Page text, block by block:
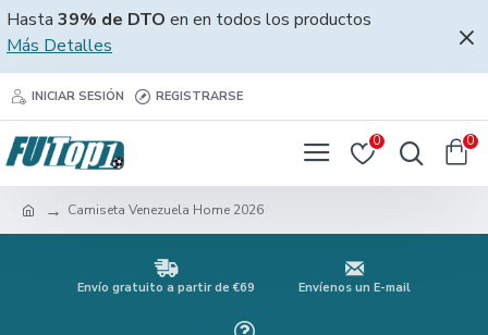
Hasta 39% de DTO en en todos los productos
Más Detalles
INICIAR SESIÓN REGISTRARSE
0 0
Camiseta Venezuela Home 2026
Envío gratuito a partir de €69 Envíenos un E-mail